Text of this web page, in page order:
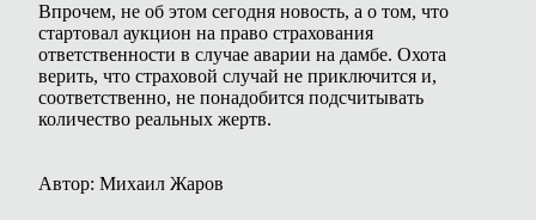
Впрочем, не об этом сегодня новость, а о том, что
стартовал аукцион на право страхования
ответственности в случае аварии на дамбе. Охота
верить, что страховой случай не приключится и,
соответственно, не понадобится подсчитывать
количество реальных жертв.
Автор: Михаил Жаров